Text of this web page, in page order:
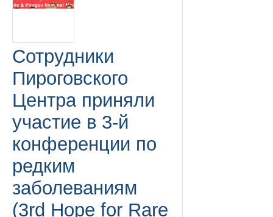
Сотрудники
Пироговского
Центра приняли
участие в 3-й
конференции по
редким
заболеваниям
(3rd Hope for Rare